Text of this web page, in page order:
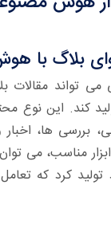
بلاگ با
تواند مقالات
کند. این نوع
بررسی ها،
مناسب، می
کرد که تعامل